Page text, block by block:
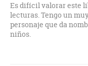
Es difícil valorar este
lecturas. Tengo un
personaje que da
niños.